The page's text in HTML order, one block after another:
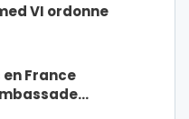
VI ordonne
France